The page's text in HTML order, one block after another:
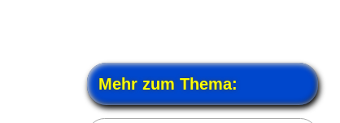
Mehr zum Thema: